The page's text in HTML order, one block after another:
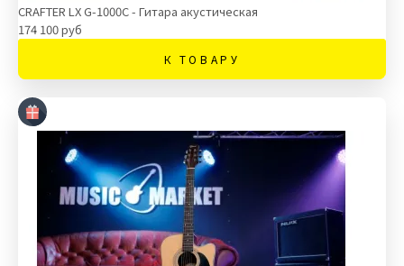
CRAFTER LX G-1000C - Гитара акустическая
174 100 руб
К ТОВАРУ